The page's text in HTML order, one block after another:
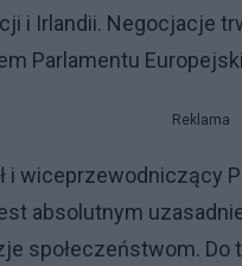
i Irlandii. Negocjacje
Parlamentu
Reklama
i wiceprzewodniczący
absolutnym
społeczeństwom. Do